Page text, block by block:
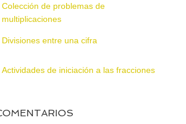
Colección de problemas de
multiplicaciones
Divisiones entre una cifra
Actividades de iniciación a las fracciones